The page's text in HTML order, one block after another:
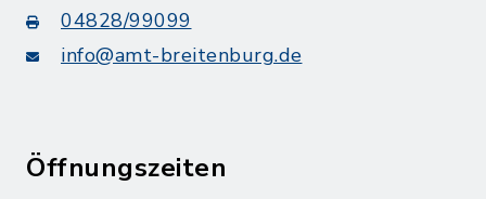
04828/99099
info@amt-breitenburg.de
Öffnungszeiten